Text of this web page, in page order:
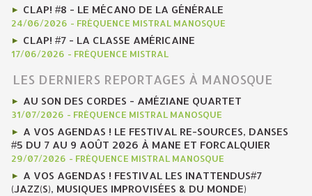
CLAP! #8 - LE MÉCANO DE LA GÉNÉRALE
24/06/2026 - FRÉQUENCE MISTRAL MANOSQUE
CLAP! #7 - LA CLASSE AMÉRICAINE
17/06/2026 - FRÉQUENCE MISTRAL
LES DERNIERS REPORTAGES À MANOSQUE
AU SON DES CORDES - AMÉZIANE QUARTET
31/07/2026 - FRÉQUENCE MISTRAL MANOSQUE
A VOS AGENDAS ! LE FESTIVAL RE-SOURCES, DANSES
#5 DU 7 AU 9 AOÛT 2026 À MANE ET FORCALQUIER
29/07/2026 - FRÉQUENCE MISTRAL MANOSQUE
A VOS AGENDAS ! FESTIVAL LES INATTENDUS#7
(JAZZ(S), MUSIQUES IMPROVISÉES & DU MONDE)